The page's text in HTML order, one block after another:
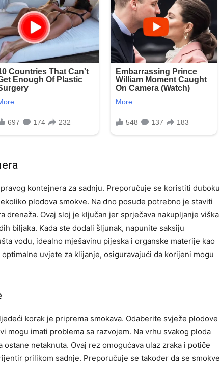
kontejnera za sadnju. Preporučuje se koristiti duboku
plodova smokve. Na dno posude potrebno je staviti
drenaža. Ovaj sloj je ključan jer sprječava nakupljanje viška
biljaka. Kada ste dodali šljunak, napunite saksiju
vodu, idealno mješavinu pijeska i organske materije kao
uvjete za klijanje, osiguravajući da korijeni mogu
korak je priprema smokava. Odaberite svježe plodove
mogu imati problema sa razvojem. Na vrhu svakog ploda
ostane netaknuta. Ovaj rez omogućava ulaz zraka i potiče
prilikom sadnje. Preporučuje se također da se smokve